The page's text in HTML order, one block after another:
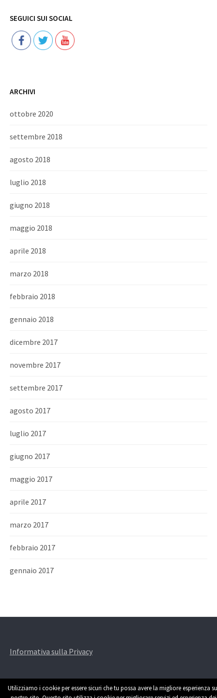
SEGUICI SUI SOCIAL
ARCHIVI
ottobre 2020
settembre 2018
agosto 2018
luglio 2018
giugno 2018
maggio 2018
aprile 2018
marzo 2018
febbraio 2018
gennaio 2018
dicembre 2017
novembre 2017
settembre 2017
agosto 2017
luglio 2017
giugno 2017
maggio 2017
aprile 2017
marzo 2017
febbraio 2017
gennaio 2017
Informativa sulla Privacy
Utilizziamo i cookie per essere sicuri che tu possa avere la migliore esperienza